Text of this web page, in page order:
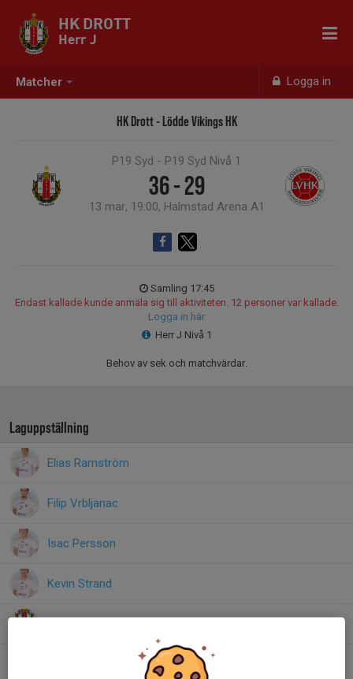
Matcher Logga in
HK DROTT
Herr J
HK Drott - Lödde Vikings HK
P19 Syd - P19 Syd Nivå 1
36 - 29
13 mar, 19:00, Halmstad Arena A1
Samling 17:45
Endast kallade kunde anmäla sig till aktiviteten. 12 personer var kallade.
Logga in här
Herr J Nivå 1
Behov av sek och matchvärdar.
Laguppställning
Elias Ramström
Filip Vrbljanac
Isac Persson
Kevin Strand